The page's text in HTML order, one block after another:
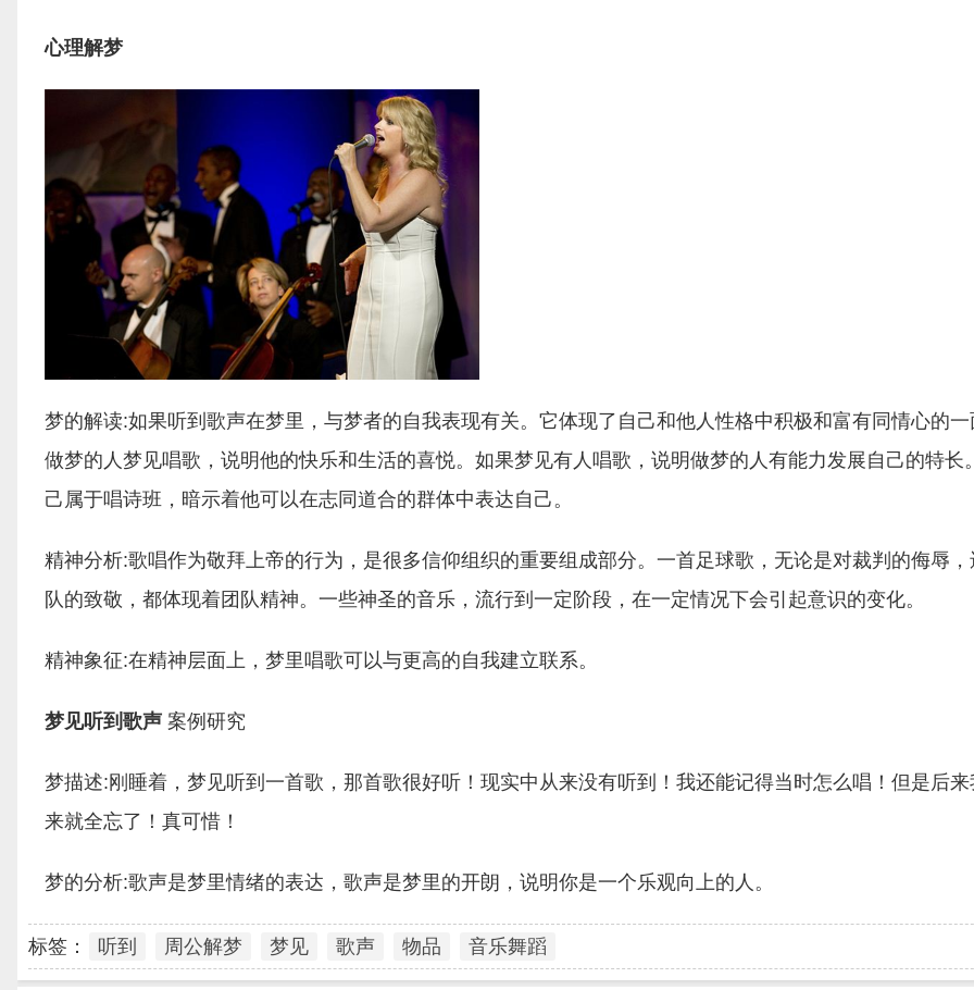
心理解梦
梦的解读:如果听到歌声在梦里，与梦者的自我表现有关。它体现了自己和他人性格中积极和富有同情心的
做梦的人梦见唱歌，说明他的快乐和生活的喜悦。如果梦见有人唱歌，说明做梦的人有能力发展自己的特长
己属于唱诗班，暗示着他可以在志同道合的群体中表达自己。
精神分析:歌唱作为敬拜上帝的行为，是很多信仰组织的重要组成部分。一首足球歌，无论是对裁判的侮辱
队的致敬，都体现着团队精神。一些神圣的音乐，流行到一定阶段，在一定情况下会引起意识的变化。
精神象征:在精神层面上，梦里唱歌可以与更高的自我建立联系。
梦见听到歌声 案例研究
梦描述:刚睡着，梦见听到一首歌，那首歌很好听！现实中从来没有听到！我还能记得当时怎么唱！但是后
来就全忘了！真可惜！
梦的分析:歌声是梦里情绪的表达，歌声是梦里的开朗，说明你是一个乐观向上的人。
标签： 听到 周公解梦 梦见 歌声 物品 音乐舞蹈